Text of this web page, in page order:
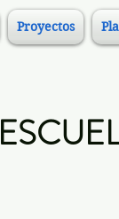
Proyectos